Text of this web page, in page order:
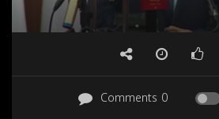
0 Comments